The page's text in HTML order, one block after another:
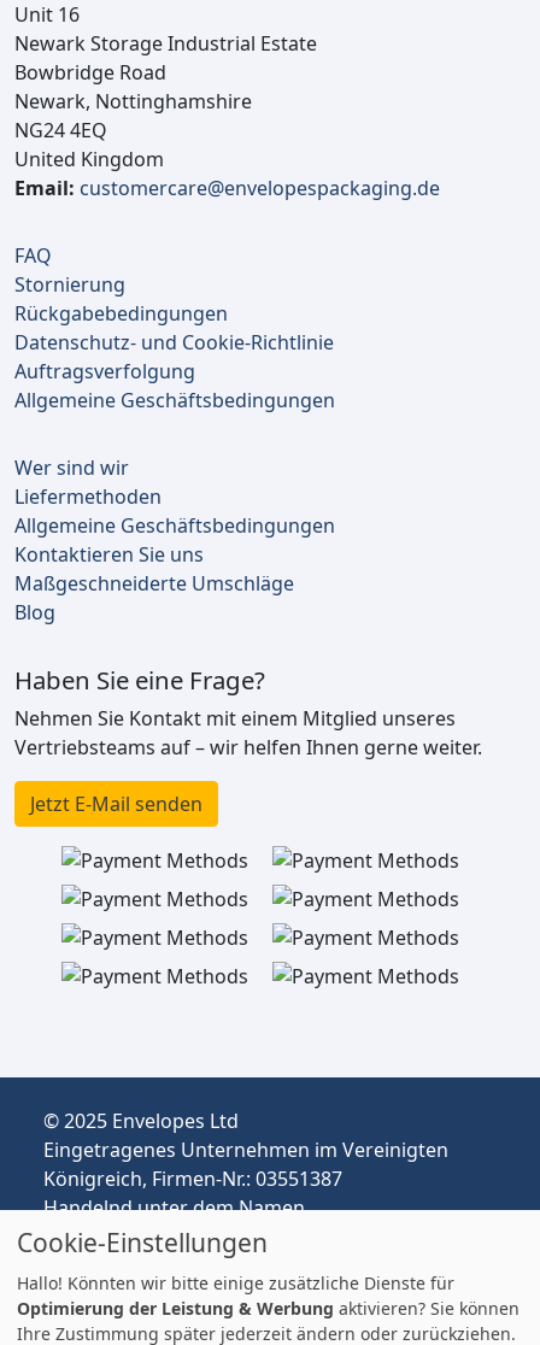
Unit 16
Newark Storage Industrial Estate
Bowbridge Road
Newark, Nottinghamshire
NG24 4EQ
United Kingdom
Email: customercare@envelopespackaging.de
FAQ
Stornierung
Rückgabebedingungen
Datenschutz- und Cookie-Richtlinie
Auftragsverfolgung
Allgemeine Geschäftsbedingungen
Wer sind wir
Liefermethoden
Allgemeine Geschäftsbedingungen
Kontaktieren Sie uns
Maßgeschneiderte Umschläge
Blog
Haben Sie eine Frage?
Nehmen Sie Kontakt mit einem Mitglied unseres
Vertriebsteams auf – wir helfen Ihnen gerne weiter.
Jetzt E-Mail senden
© 2025 Envelopes Ltd
Eingetragenes Unternehmen im Vereinigten
Königreich, Firmen-Nr.: 03551387
Handelnd unter dem Namen
envelopespackaging.de | Versand vom
Vereinigten Königreich nach Deutschland
Preise in EUR | Zölle & MwSt. können anfallen.
Impressum
Cookie-Einstellungen
Hallo! Könnten wir bitte einige zusätzliche Dienste für
Optimierung der Leistung & Werbung aktivieren? Sie können
Ihre Zustimmung später jederzeit ändern oder zurückziehen.